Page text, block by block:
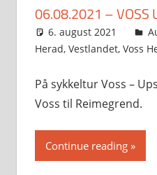
06.08.2021 – VOSS
6. august 2021
Herad, Vestlandet, Voss
På sykkeltur Voss –
Voss til Reimegrend.
Continue reading